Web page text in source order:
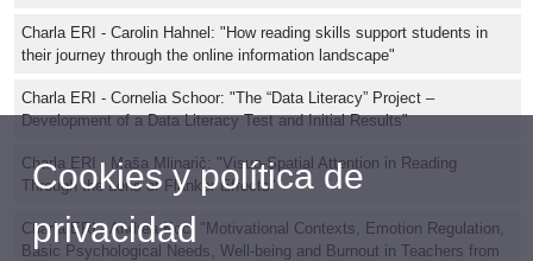
Charla ERI - Carolin Hahnel: "How reading skills support students in
their journey through the online information landscape"
Charla ERI - Cornelia Schoor: "The “Data Literacy” Project –
Development of a Data Literacy Test and Initial Results"
Charla ERI - Maša Mlinarič: "Visuo-Spatial Attention in Reading
Through the Lens of Flanker Effects"
Charla ERI - Andrea Koc: "Motivational Contexts, Emotion Regulation,
Basic Psychological Needs, Well-being and Burnout in Teachers from
Cookies y política de
privacidad